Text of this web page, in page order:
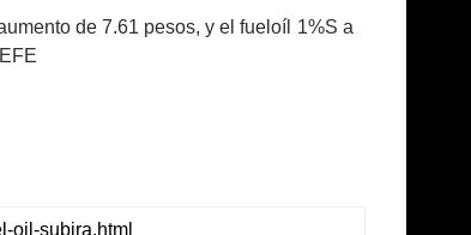
de 7.61 pesos, y el fueloíl 1%S a